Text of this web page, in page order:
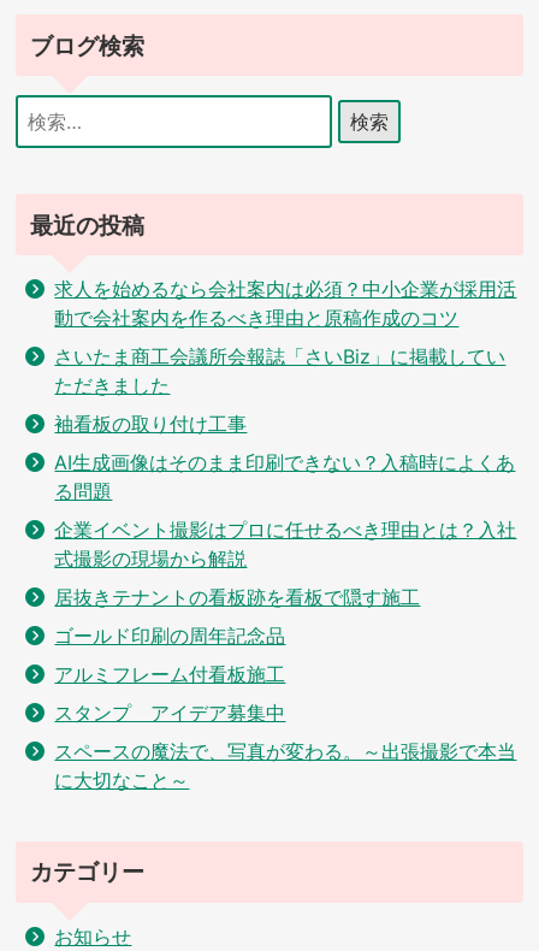
ー
シ
ョ
ブログ検索
検
索:
最近の投稿
求人を始めるなら会社案内は必須？中小企業が採用活
動で会社案内を作るべき理由と原稿作成のコツ
さいたま商工会議所会報誌「さいBiz」に掲載してい
ただきました
袖看板の取り付け工事
AI生成画像はそのまま印刷できない？入稿時によくあ
る問題
企業イベント撮影はプロに任せるべき理由とは？入社
式撮影の現場から解説
居抜きテナントの看板跡を看板で隠す施工
ゴールド印刷の周年記念品
アルミフレーム付看板施工
スタンプ アイデア募集中
スペースの魔法で、写真が変わる。～出張撮影で本当
に大切なこと～
カテゴリー
お知らせ